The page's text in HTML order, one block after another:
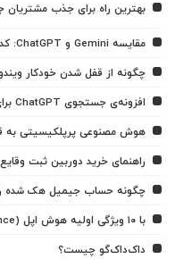
بهترین راه برای جذب مشتریان
مقایسه Gemini و ChatGPT: کدام یک بهتر است؟
چگونه از قفل شدن خودکار ویندوز 11 یا ویندوز 10 جلوگیری
افزونه‌ی جستجوی ChatGPT برای گوگل کروم معرفی شد
هوش مصنوعی پرپلکیسیتی به
راهنمای خرید دوربین ثبت
چگونه حساب جیمیل هک شده را
با ۱۰ ویژگی اولیه هوش اپل (Apple Intelligence) آشنا شوید
داک‌داک‌گو چیست؟